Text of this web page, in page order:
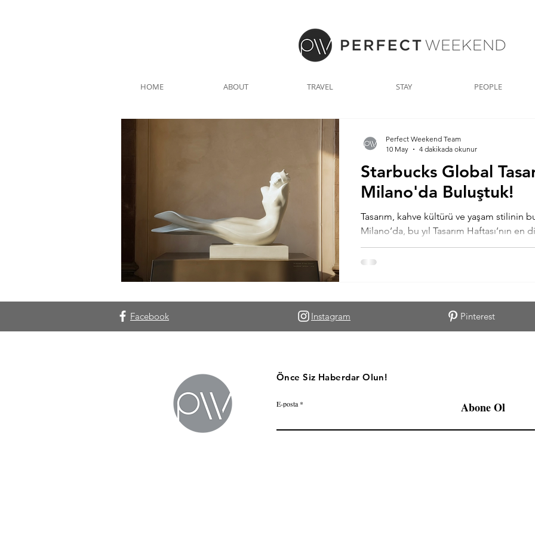
PEOPLE
STAY
TRAVEL
ABOUT
HOME
Starbucks Global
Milano'da Buluştuk!
Tasarım, kahve kültürü ve yaşam stilinin
Milano’da, bu yıl Tasarım Haftası’nın
birindeydik. Perfect Weekend olarak,
Milano’yu ziyaret ederek markanın
Perfect Weekend Team
10 May
4 dakikada okunur
Facebook Instagram Pinterest
Önce Siz Haberdar Olun!
E-posta Abone Ol